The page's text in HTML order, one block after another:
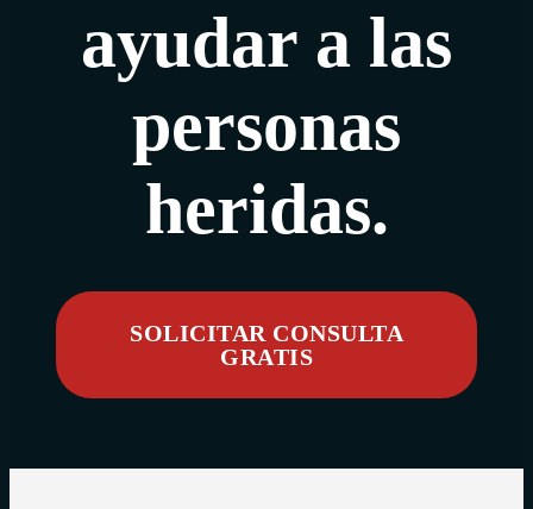
ayudar a las
personas
heridas.
SOLICITAR CONSULTA
GRATIS